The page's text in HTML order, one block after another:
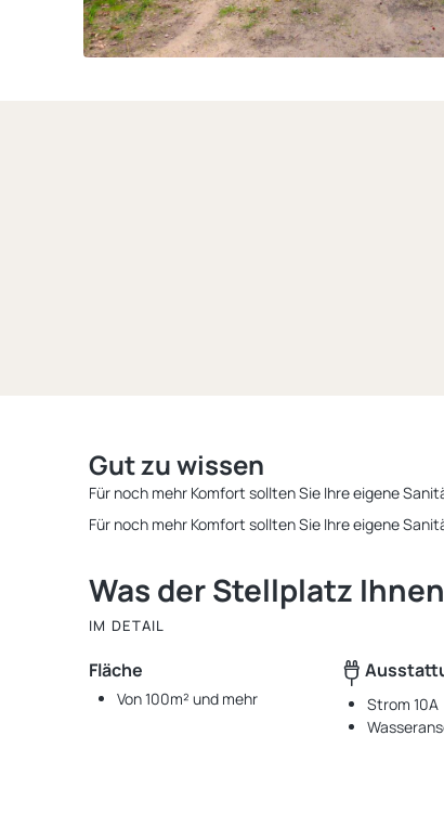
Gut zu wissen
Für noch mehr Komfort sollten Sie Ihre eigene
Für noch mehr Komfort sollten Sie Ihre eigene
Was der Stellplatz
IM DETAIL
Fläche
Von 100m² und mehr
Strom 10A